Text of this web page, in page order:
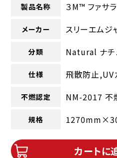
製品名称 ３M™ ファサ
メーカー スリーエムジ
分類 Natural ナチ
仕様 飛散防止,UV
不燃認定 NM-2017 不
規格
カートに